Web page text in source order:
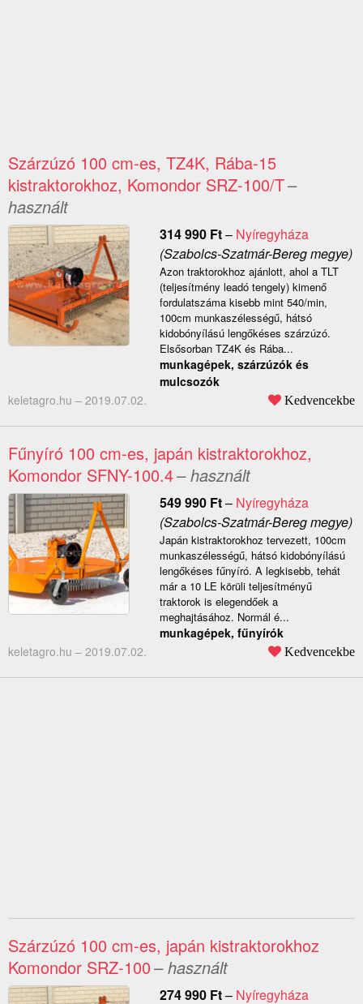
Szárzúzó 100 cm-es, TZ4K, Rába-15
kistraktorokhoz, Komondor SRZ-100/T–
használt
314 990 Ft– Nyíregyháza
(Szabolcs-Szatmár-Bereg megye)
Azon traktorokhoz ajánlott, ahol a TLT
(teljesítmény leadó tengely) kimenő
fordulatszáma kisebb mint 540/min,
100cm munkaszélességű, hátsó
kidobónyílású lengőkéses szárzúzó.
Elsősorban TZ4K és Rába...
munkagépek, szárzúzók és
mulcsozók
keletagro.hu – 2019.07.02. Kedvencekbe
Fűnyíró 100 cm-es, japán kistraktorokhoz,
Komondor SFNY-100.4– használt
549 990 Ft– Nyíregyháza
(Szabolcs-Szatmár-Bereg megye)
Japán kistraktorokhoz tervezett, 100cm
munkaszélességű, hátsó kidobónyílású
lengőkéses fűnyíró. A legkisebb, tehát
már a 10 LE körüli teljesítményű
traktorok is elegendőek a
meghajtásához. Normál é...
munkagépek, fűnyírók
keletagro.hu – 2019.07.02. Kedvencekbe
Szárzúzó 100 cm-es, japán kistraktorokhoz
Komondor SRZ-100– használt
274 990 Ft– Nyíregyháza